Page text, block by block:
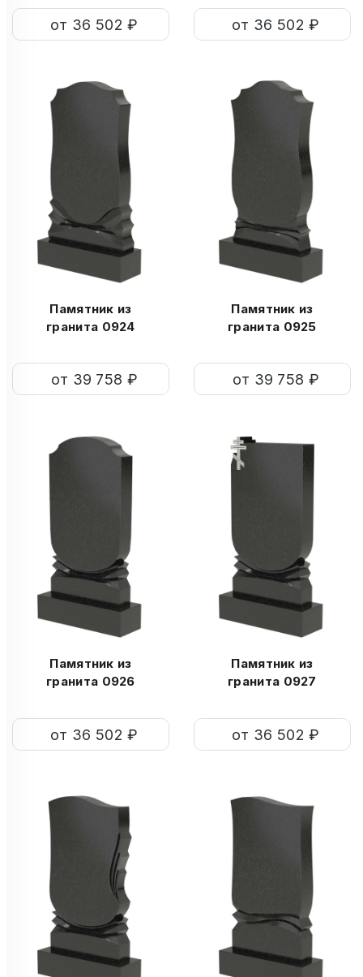
от 36 502 ₽ от 36 502 ₽
Памятник из
гранита 0924
от 39 758 ₽
Памятник из
гранита 0925
от 39 758 ₽
Памятник из
гранита 0926
от 36 502 ₽
Памятник из
гранита 0927
от 36 502 ₽